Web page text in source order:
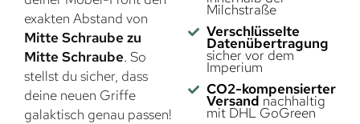
exakten Abstand von
Mitte Schraube zu
Mitte Schraube. So
stellst du sicher, dass
deine neuen Griffe
galaktisch genau passen!
Milchstraße
Verschlüsselte
Datenübertragung
sicher vor dem
Imperium
CO2-kompensierter
Versand nachhaltig
mit DHL GoGreen